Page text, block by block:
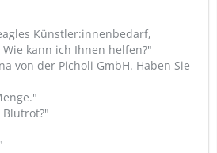
Künstler:innenbedarf,
kann ich Ihnen helfen?"
von der Picholi GmbH. Haben Sie